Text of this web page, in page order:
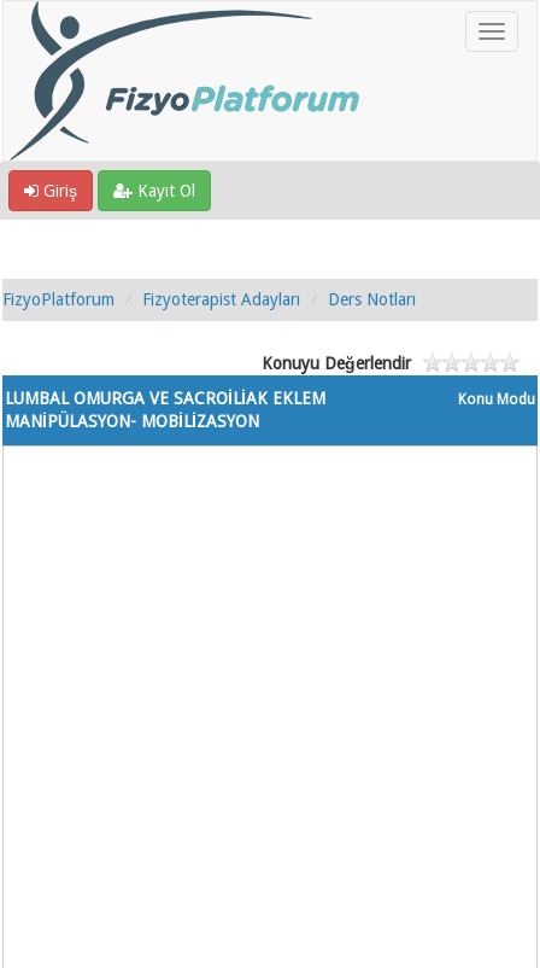
Giriş Kayıt Ol
FizyoPlatforum Fizyoterapist Adayları Ders Notları
Konuyu Değerlendir
Konu Modu
LUMBAL OMURGA VE SACROİLİAK EKLEM
MANİPÜLASYON- MOBİLİZASYON